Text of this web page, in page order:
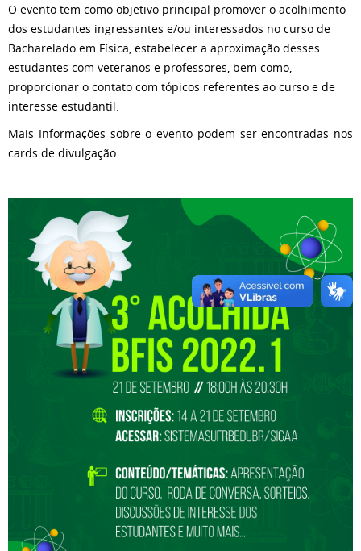
O evento tem como objetivo principal promover o acolhimento
dos estudantes ingressantes e/ou interessados no curso de
Bacharelado em Física, estabelecer a aproximação desses
estudantes com veteranos e professores, bem como,
proporcionar o contato com tópicos referentes ao curso e de
interesse estudantil.
Mais Informações sobre o evento podem ser encontradas nos
cards de divulgação.